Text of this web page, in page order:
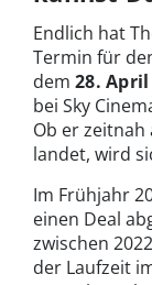
Endlich hat
Termin für
dem 28. April
bei Sky
Ob er
landet, wird
Im Frühjahr
einen Deal
zwischen
der Laufzeit